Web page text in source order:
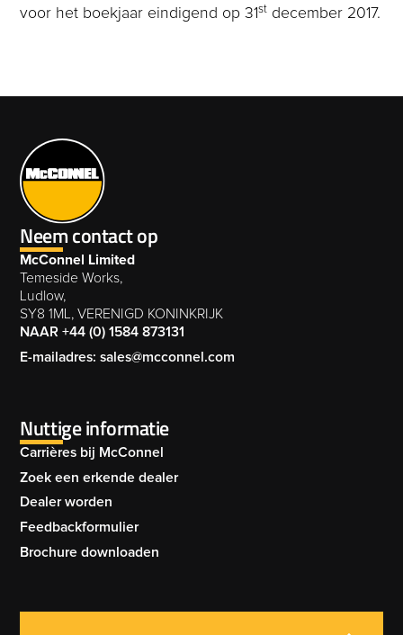
voor het boekjaar eindigend op 31st december 2017.
Neem contact op
McConnel Limited
Temeside Works,
Ludlow,
SY8 1ML, VERENIGD KONINKRIJK
NAAR +44 (0) 1584 873131
E-mailadres: sales@mcconnel.com
Nuttige informatie
Carrières bij McConnel
Zoek een erkende dealer
Dealer worden
Feedbackformulier
Brochure downloaden